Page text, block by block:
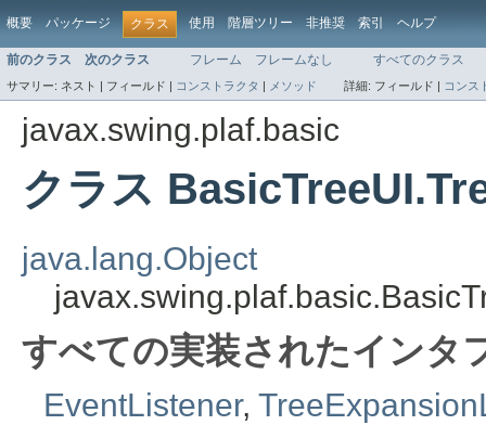
概要 パッケージ クラス 使用 階層ツリー 非推奨 索引 ヘルプ
前のクラス 次のクラス フレーム フレームなし すべてのクラス
サマリー: ネスト | フィールド | コンストラクタ | メソッド 詳細: フィールド | コンス
javax.swing.plaf.basic
クラス
java.lang.Object
すべての実装されたインタ
EventListener,